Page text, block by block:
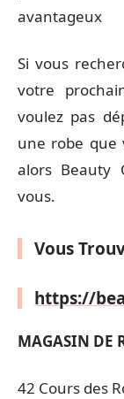
avantageux
Si vous
votre
voulez pas
une robe que
alors Beauty
vous.
Vous
https://
MAGASIN DE
42 Cours des